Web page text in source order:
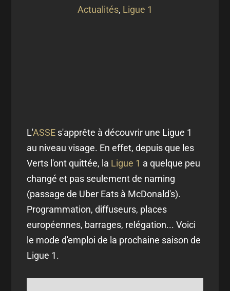
Actualités, Ligue 1
L'ASSE s'apprête à découvrir une Ligue 1
au niveau visage. En effet, depuis que les
Verts l'ont quittée, la Ligue 1 a quelque peu
changé et pas seulement de naming
(passage de Uber Eats à McDonald's).
Programmation, diffuseurs, places
européennes, barrages, relégation... Voici
le mode d'emploi de la prochaine saison de
Ligue 1.